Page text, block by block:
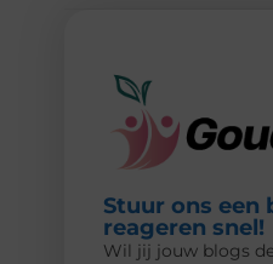
Stuur ons een
reageren snel!
Wil jij jouw blogs